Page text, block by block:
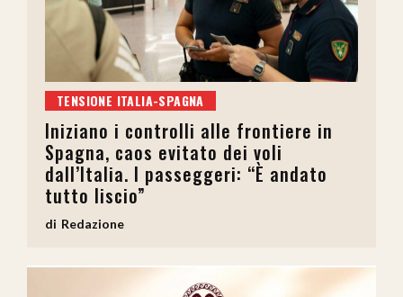
TENSIONE ITALIA-SPAGNA
Iniziano i controlli alle frontiere in
Spagna, caos evitato dei voli
dall’Italia. I passeggeri: “È andato
tutto liscio”
Redazione